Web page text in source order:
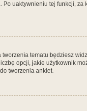
uaktywnieniu tej funkcji,
tematu będziesz
opcji, jakie użytkownik
tworzenia ankiet.